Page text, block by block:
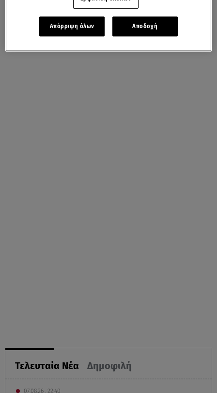
Τελευταία Νέα Δημοφιλή
07.08.26 , 22:40
Απόρριψη όλων Αποδοχή